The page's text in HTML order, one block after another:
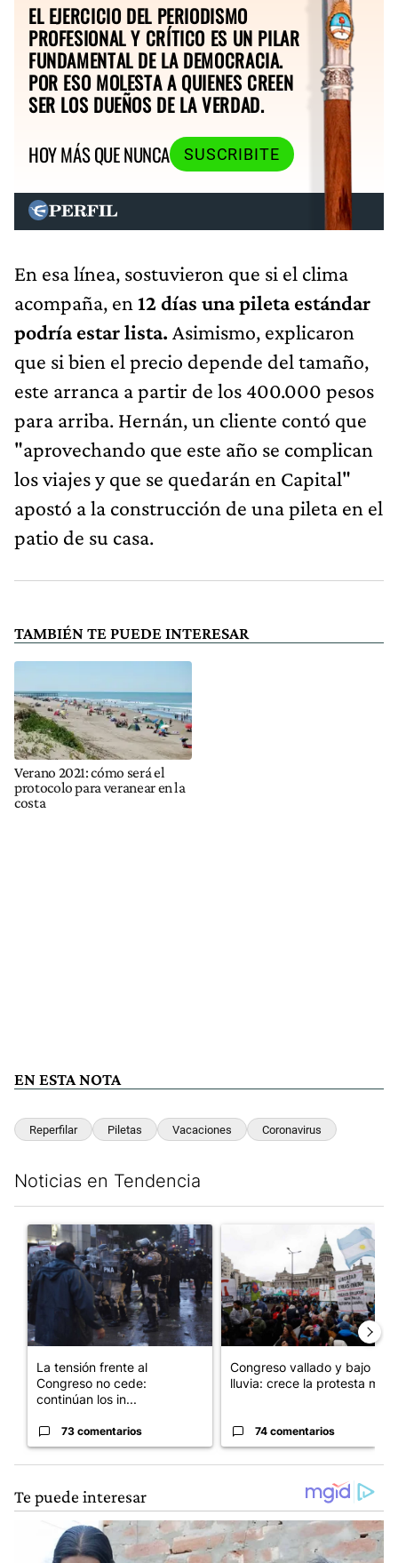
EL EJERCICIO DEL PERIODISMO
PROFESIONAL Y CRÍTICO ES UN PILAR
FUNDAMENTAL DE LA DEMOCRACIA.
POR ESO MOLESTA A QUIENES CREEN
SER LOS DUEÑOS DE LA VERDAD.
HOY MÁS QUE NUNCA
SUSCRIBITE
En esa línea, sostuvieron que si el clima
acompaña, en 12 días una pileta estándar
podría estar lista. Asimismo, explicaron
que si bien el precio depende del tamaño,
este arranca a partir de los 400.000 pesos
para arriba. Hernán, un cliente contó que
"aprovechando que este año se complican
los viajes y que se quedarán en Capital"
apostó a la construcción de una pileta en el
patio de su casa.
TAMBIÉN TE PUEDE INTERESAR
Verano 2021: cómo será el
protocolo para veranear en la
costa
EN ESTA NOTA
Reperfilar Piletas Vacaciones Coronavirus
Noticias en Tendencia
Un artículo de tendencia con el título "La tensión frente al
La tensión frente al
Congreso no cede:
continúan los in...
73 comentarios
Un artículo de tendencia
Congreso vallado y bajo la
lluvia: crece la protesta mi...
74 comentarios